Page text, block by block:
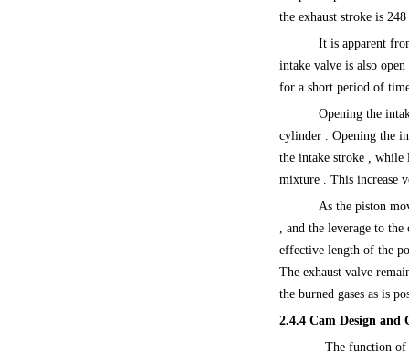
the exhaust stroke is
It is apparent
intake valve is also
for a short period of
Opening the
cylinder . Opening the
the intake stroke , while
mixture . This increase
As the piston
, and the leverage to the
effective length of the
The exhaust valve
the burned gases as is
2.4.4 Cam Design and
The function of